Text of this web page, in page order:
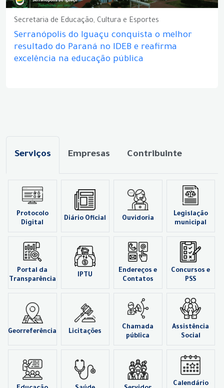
Secretaria de Educação, Cultura e Esportes
Serranópolis do Iguaçu conquista o melhor
resultado do Paraná no IDEB e reafirma
excelência na educação pública
Serviços Empresas Contribuinte
Protocolo
Digital
Diário Oficial Ouvidoria
Legislação
municipal
Portal da
Transparência
IPTU
Endereços e
Contatos
Concursos e
PSS
Georreferência Licitações
Chamada
pública
Assistência
Social
Calendário